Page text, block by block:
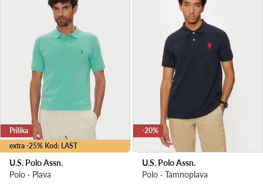
extra -25% Kod: LAST
Prilika
U.S. Polo Assn.
Polo · Plava
-20%
U.S. Polo Assn.
Polo · Tamnoplava